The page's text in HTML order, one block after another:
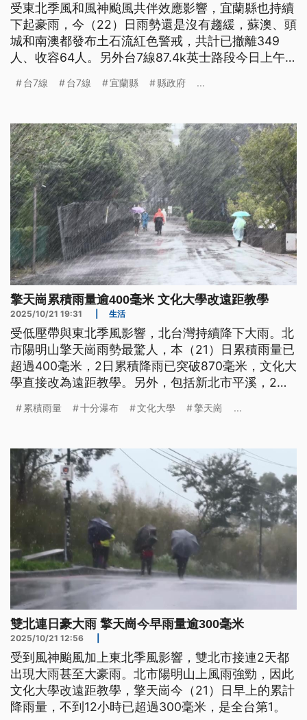
受東北季風和風神颱風共伴效應影響，宜蘭縣也持續
下起豪雨，今（22）日雨勢還是沒有趨緩，蘇澳、頭
城和南澳都發布土石流紅色警戒，共計已撤離349
人、收容64人。另外台7線87.4k英士路段今日上午8
緊急搶通。
台7線 台7線 宜蘭縣 縣政府 ...
擎天崗累積雨量逾400毫米 文化大學改遠距教學
2025/10/21 19:31 生活
受低壓帶與東北季風影響，北台灣持續降下大雨。北
市陽明山擎天崗雨勢最驚人，本（21）日累積雨量已
超過400毫米，2日累積降雨已突破870毫米，文化大
學直接改為遠距教學。另外，包括新北市平溪，2天
整個暴漲，原本清澈的瀑布成了滾滾黃流，台鐵平溪
邊坡出現「小瀑布」。
累積雨量 十分瀑布 文化大學 擎天崗 ...
雙北連日豪大雨 擎天崗今早雨量逾300毫米
2025/10/21 12:56
受到風神颱風加上東北季風影響，雙北市接連2天都
出現大雨甚至大豪雨。北市陽明山上風雨強勁，因此
文化大學改遠距教學，擎天崗今（21）日早上的累計
降雨量，不到12小時已超過300毫米，是全台第1。